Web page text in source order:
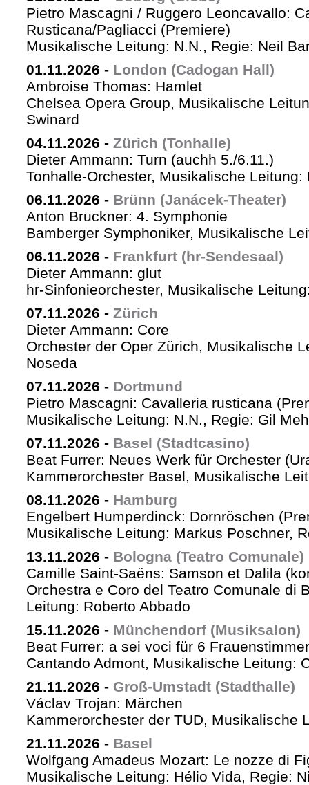
Pietro Mascagni / Ruggero Leoncavallo:
Rusticana/Pagliacci (Premiere)
Musikalische Leitung: N.N., Regie: Neil
01.11.2026 - London (Cadogan Hall)
Ambroise Thomas: Hamlet
Chelsea Opera Group, Musikalische
Swinard
04.11.2026 - Zürich (Tonhalle)
Dieter Ammann: Turn (auchh 5./6.11.)
Tonhalle-Orchester, Musikalische Leitung:
06.11.2026 - Brünn (Janácek-Theater)
Anton Bruckner: 4. Symphonie
Bamberger Symphoniker, Musikalische
06.11.2026 - Frankfurt (hr-Sendesaal)
Dieter Ammann: glut
hr-Sinfonieorchester, Musikalische
07.11.2026 - Zürich
Dieter Ammann: Core
Orchester der Oper Zürich, Musikalische
Noseda
07.11.2026 - Dortmund
Pietro Mascagni: Cavalleria rusticana
Musikalische Leitung: N.N., Regie: Gil
07.11.2026 - Basel (Stadtcasino)
Beat Furrer: Neues Werk für Orchester
Kammerorchester Basel, Musikalische
08.11.2026 - Hamburg
Engelbert Humperdinck: Dornröschen
Musikalische Leitung: Markus Poschner,
13.11.2026 - Bologna (Teatro Comunale)
Camille Saint-Saëns: Samson et Dalila
Orchestra e Coro del Teatro Comunale di
Leitung: Roberto Abbado
15.11.2026 - Münchendorf (Musiksalon)
Beat Furrer: a sei voci für 6
Cantando Admont, Musikalische Leitung:
21.11.2026 - Groß-Umstadt (Stadthalle)
Václav Trojan: Märchen
Kammerorchester der TUD, Musikalische
21.11.2026 - Basel
Wolfgang Amadeus Mozart: Le nozze di
Musikalische Leitung: Hélio Vida, Regie: